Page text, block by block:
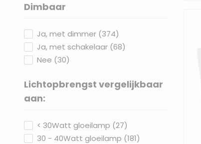
Dimbaar
Ja, met dimmer (374products available
)
Ja, met schakelaar (68products available
)
Nee (30products available
)
Lichtopbrengst vergelijkbaar
aan:
< 30Watt gloeilamp (27products available
)
30 - 40Watt gloeilamp (181products available
)